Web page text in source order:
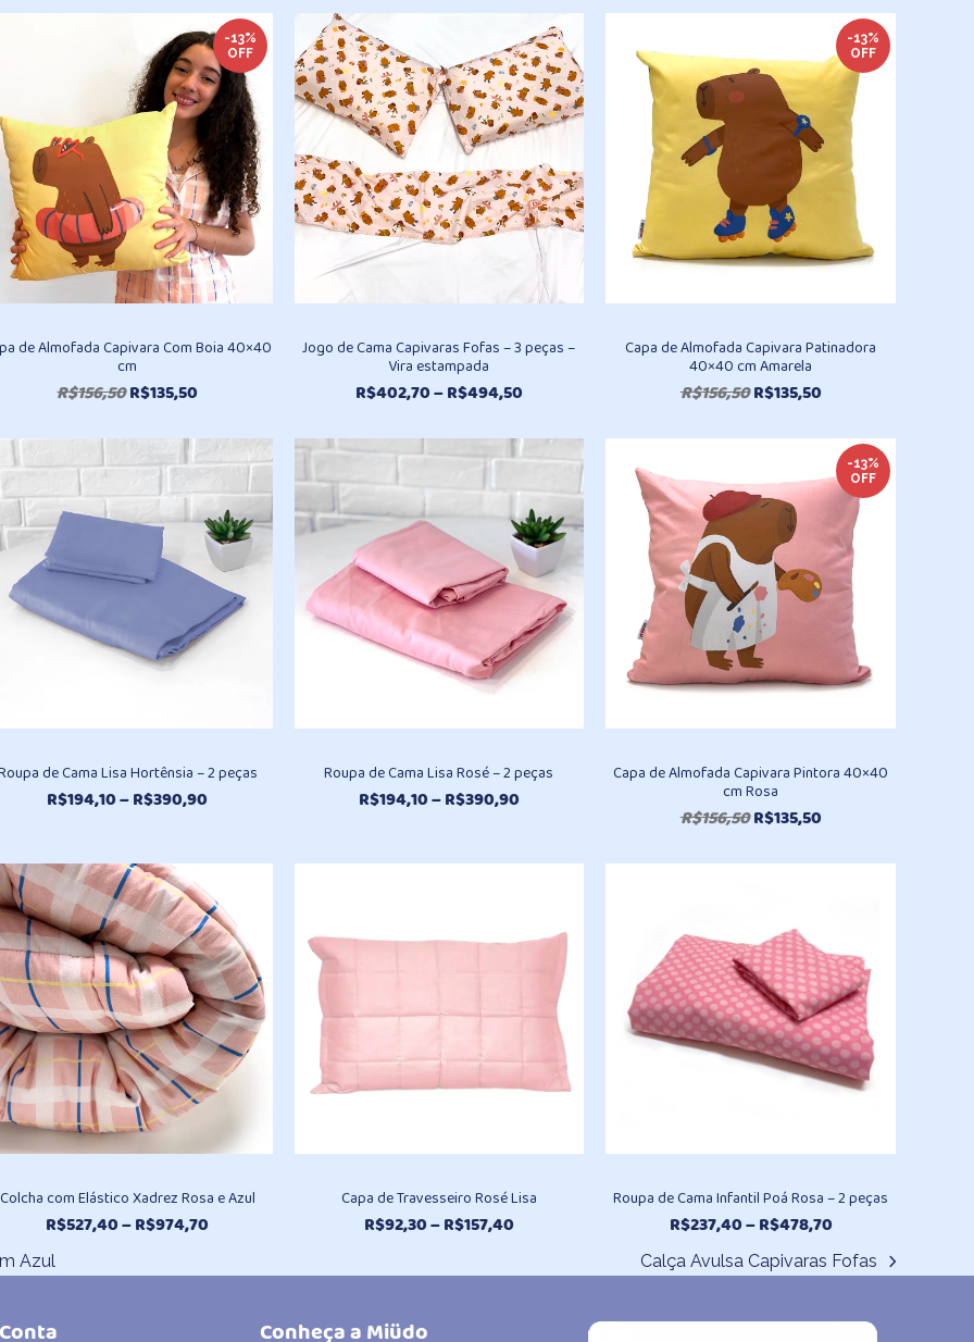
R$496,30
através
R$930,20
preço:
R$359,70
através
R$484,70
R$194,10
através
R$390,90
-13%
OFF
de Almofada Capivara Com Boia 40×40
cm
R$156,50O
original
era:
R$156,50.
R$135,50
atual
é:
R$135,50.
Jogo de Cama Capivaras Fofas – 3 peças –
Vira estampada
R$402,70–R$494,50Faixa
preço:
R$402,70
através
R$494,50
-13%
OFF
Capa de Almofada Capivara Patinadora
40×40 cm Amarela
R$156,50O
original
R$156,50.
R$135,50O
atual
R$135,50.
de Cama Lisa Hortênsia – 2 peças
R$194,10–R$390,90
R$194,10
através
R$390,90
Roupa de Cama Lisa Rosé – 2 peças
R$194,10–R$390,90Faixa
R$194,10
-13%
OFF
Capa de Almofada Capivara Pintora 40×40
cm Rosa
R$156,50O
original
R$135,50O
atual
Colcha com Elástico Xadrez Rosa e Azul
R$527,40–R$974,70
preço:
através
Capa de Travesseiro Rosé Lisa
R$92,30–R$157,40Faixa
preço:
Roupa de Cama Infantil Poá Rosa – 2 peças
R$237,40–R$478,70Faixa
de
preço:
através
Azul
next
Calça Avulsa Capivaras Fofas
Conheça a Miüdo